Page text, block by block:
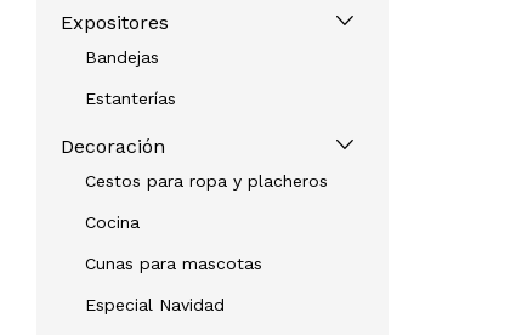
Expositores
Bandejas
Estanterías
Decoración
Cestos para ropa y placheros
Cocina
Cunas para mascotas
Especial Navidad